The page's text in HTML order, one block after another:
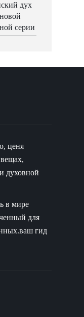
дух
серии
ценя
духовной
в мире
для
гид